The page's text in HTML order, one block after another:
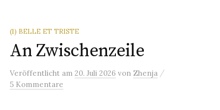
(1) BELLE ET TRISTE
An Zwischenzeile
Veröffentlicht am 20. Juli 2026 von Zhenja /
5 Kommentare